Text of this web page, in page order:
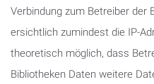
Verbindung zum Betreiber der
ersichtlich zumindest die IP-
theoretisch möglich, dass
Bibliotheken Daten weitere